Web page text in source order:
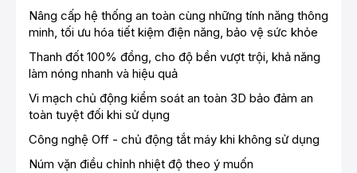
Nâng cấp hệ thống an toàn cùng những tính năng thông
minh, tối ưu hóa tiết kiệm điện năng, bảo vệ sức khỏe
Thanh đốt 100% đồng, cho độ bền vượt trội, khả năng
làm nóng nhanh và hiệu quả
Vi mạch chủ động kiểm soát an toàn 3D bảo đảm an
toàn tuyệt đối khi sử dụng
Công nghệ Off - chủ động tắt máy khi không sử dụng
Núm vặn điều chỉnh nhiệt độ theo ý muốn